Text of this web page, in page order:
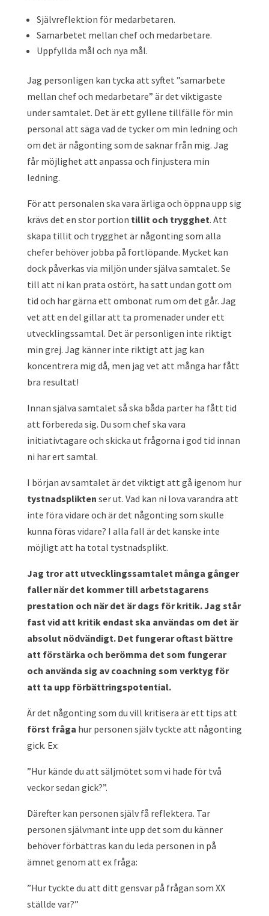
Självreflektion för medarbetaren.
Samarbetet mellan chef och medarbetare.
Uppfyllda mål och nya mål.
Jag personligen kan tycka att syftet ”samarbete
mellan chef och medarbetare” är det viktigaste
under samtalet. Det är ett gyllene tillfälle för min
personal att säga vad de tycker om min ledning och
om det är någonting som de saknar från mig. Jag
får möjlighet att anpassa och finjustera min
ledning.
För att personalen ska vara ärliga och öppna upp sig
krävs det en stor portion tillit och trygghet. Att
skapa tillit och trygghet är någonting som alla
chefer behöver jobba på fortlöpande. Mycket kan
dock påverkas via miljön under själva samtalet. Se
till att ni kan prata ostört, ha satt undan gott om
tid och har gärna ett ombonat rum om det går. Jag
vet att en del gillar att ta promenader under ett
utvecklingssamtal. Det är personligen inte riktigt
min grej. Jag känner inte riktigt att jag kan
koncentrera mig då, men jag vet att många har fått
bra resultat!
Innan själva samtalet så ska båda parter ha fått tid
att förbereda sig. Du som chef ska vara
initiativtagare och skicka ut frågorna i god tid innan
ni har ert samtal.
I början av samtalet är det viktigt att gå igenom hur
tystnadsplikten ser ut. Vad kan ni lova varandra att
inte föra vidare och är det någonting som skulle
kunna föras vidare? I alla fall är det kanske inte
möjligt att ha total tystnadsplikt.
Jag tror att utvecklingssamtalet många gånger
faller när det kommer till arbetstagarens
prestation och när det är dags för kritik. Jag står
fast vid att kritik endast ska användas om det är
absolut nödvändigt. Det fungerar oftast bättre
att förstärka och berömma det som fungerar
och använda sig av coachning som verktyg för
att ta upp förbättringspotential.
Är det någonting som du vill kritisera är ett tips att
först fråga hur personen själv tyckte att någonting
gick. Ex:
”Hur kände du att säljmötet som vi hade för två
veckor sedan gick?”.
Därefter kan personen själv få reflektera. Tar
personen självmant inte upp det som du känner
behöver förbättras kan du leda personen in på
ämnet genom att ex fråga:
”Hur tyckte du att ditt gensvar på frågan som XX
ställde var?”